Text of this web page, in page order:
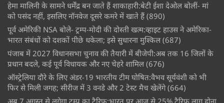
हेमा मालिनी के सामने धर्मेंद्र बन जाते हैं शाकाहारी:बेटी ईशा देओल बोलीं- मां
को पसंद नहीं, इसलिए नॉनवेज दूसरे कमरे में खाते हैं (890)
पूर्व अमेरिकी NSA बोले- ट्रम्प-मोदी की दोस्ती खत्म:व्हाइट हाउस ने अमेरिका-
भारत संबंधों को दशकों पीछे धकेला; इसे सुधारना मुश्किल (687)
पंजाब में 2027 विधानसभा चुनाव की तैयारी में बीजेपी:अब तक 16 जिलों के
प्रधान बदले, कई पूर्व विधायक और नए चेहरे शामिल (676)
ऑस्ट्रेलिया दौरे के लिए अंडर-19 भारतीय टीम घोषित:वैभव सूर्यवंशी को भी
फिर से मिली जगह; सीरीज में 3 वनडे और 2 टेस्ट मैच खेलेंगे (664)